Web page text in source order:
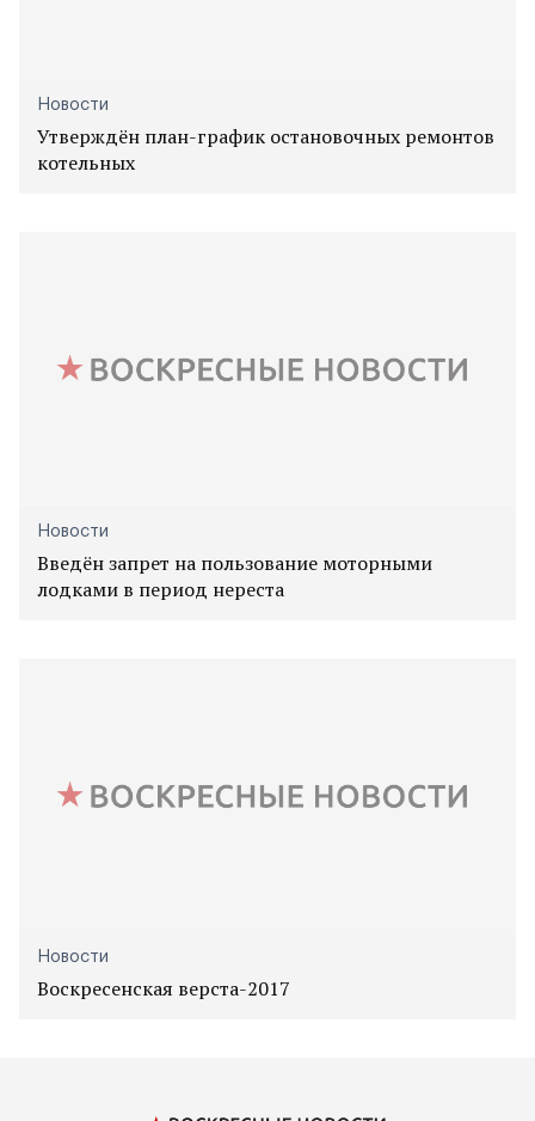
Новости
Утверждён план-график остановочных ремонтов
котельных
Новости
Введён запрет на пользование моторными
лодками в период нереста
Новости
Воскресенская верста-2017